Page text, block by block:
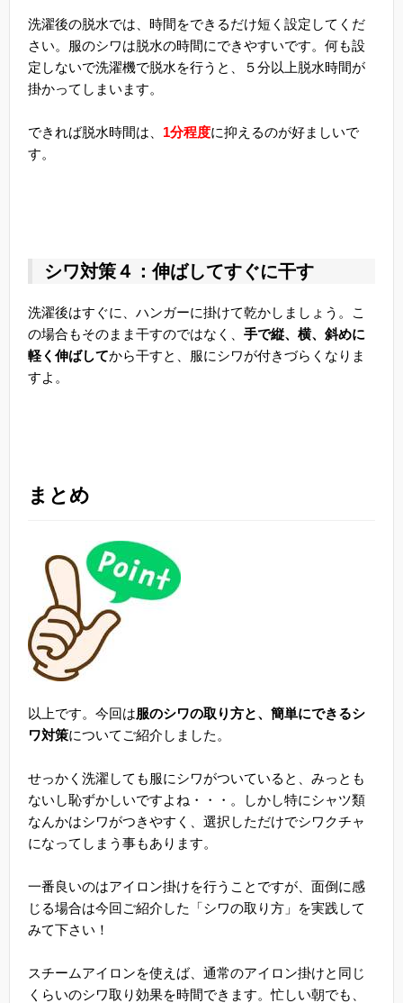
洗濯後の脱水では、時間をできるだけ短く設定してくだ
さい。服のシワは脱水の時間にできやすいです。何も設
定しないで洗濯機で脱水を行うと、５分以上脱水時間が
掛かってしまいます。
できれば脱水時間は、 1分程度に抑えるのが好ましいで
す。
シワ対策４：伸ばしてすぐに干す
洗濯後はすぐに、ハンガーに掛けて乾かしましょう。こ
の場合もそのまま干すのではなく、 手で縦、横、斜めに
軽く伸ばしてから干すと、服にシワが付きづらくなりま
すよ。
まとめ
以上です。今回は服のシワの取り方と、簡単にできるシ
ワ対策についてご紹介しました。
せっかく洗濯しても服にシワがついていると、みっとも
ないし恥ずかしいですよね・・・。しかし特にシャツ類
なんかはシワがつきやすく、選択しただけでシワクチャ
になってしまう事もあります。
一番良いのはアイロン掛けを行うことですが、面倒に感
じる場合は今回ご紹介した「シワの取り方」を実践して
みて下さい！
スチームアイロンを使えば、通常のアイロン掛けと同じ
くらいのシワ取り効果を時間できます。忙しい朝でも、